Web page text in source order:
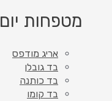
מטפחות יום
אריג מודפס
בד גובלן
בד כותנה
בד קומו